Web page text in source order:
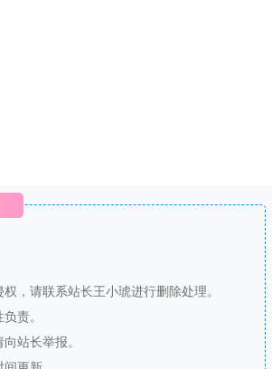
，请联系站长王小琥进行删除处理。
责。
站长举报。